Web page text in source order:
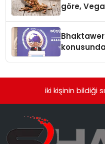
göre,
iki kişinin bildiği